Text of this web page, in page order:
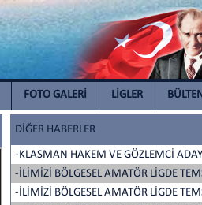
FOTO GALERİ LİGLER
DİĞER HABERLER
-KLASMAN HAKEM VE GÖZLEMCİ
-İLİMİZİ BÖLGESEL AMATÖR LİGDE
-İLİMİZİ BÖLGESEL AMATÖR LİGDE